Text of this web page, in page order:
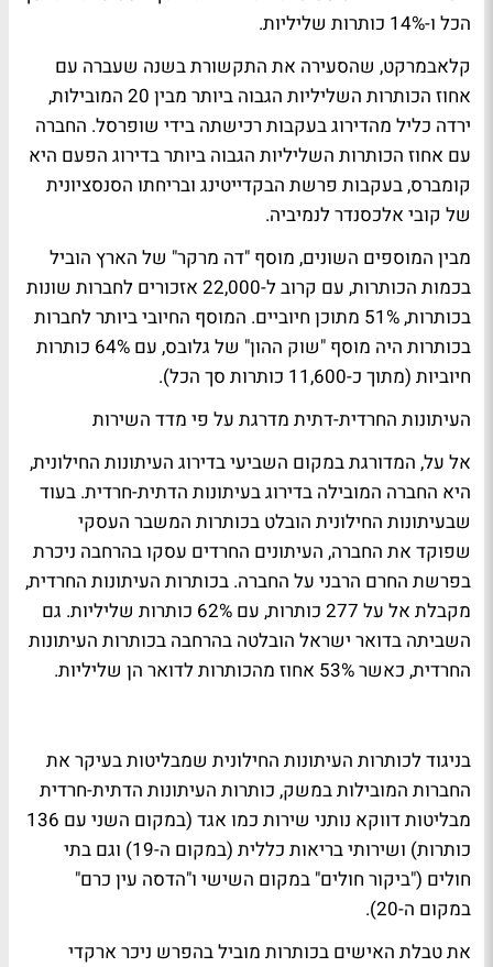
הכל ו-14% כותרות שליליות.
קלאבמרקט, שהסעירה את התקשורת בשנה שעברה עם
אחוז הכותרות השליליות הגבוה ביותר מבין 20 המובילות,
ירדה כליל מהדירוג בעקבות רכישתה בידי שופרסל. החברה
עם אחוז הכותרות השליליות הגבוה ביותר בדירוג הפעם היא
קומברס, בעקבות פרשת הבקדייטינג ובריחתו הסנסציונית
של קובי אלכסנדר לנמיביה.
מבין המוספים השונים, מוסף "דה מרקר" של הארץ הוביל
בכמות הכותרות, עם קרוב ל-22,000 אזכורים לחברות שונות
בכותרות, 51% מתוכן חיוביים. המוסף החיובי ביותר לחברות
בכותרות היה מוסף "שוק ההון" של גלובס, עם 64% כותרות
חיוביות (מתוך כ-11,600 כותרות סך הכל).
העיתונות החרדית-דתית מדרגת על פי מדד השירות
אל על, המדורגת במקום השביעי בדירוג העיתונות החילונית,
היא החברה המובילה בדירוג בעיתונות הדתית-חרדית. בעוד
שבעיתונות החילונית הובלט בכותרות המשבר העסקי
שפוקד את החברה, העיתונים החרדים עסקו בהרחבה ניכרת
בפרשת החרם הרבני על החברה. בכותרות העיתונות החרדית,
מקבלת אל על 277 כותרות, עם 62% כותרות שליליות. גם
השביתה בדואר ישראל הובלטה בהרחבה בכותרות העיתונות
החרדית, כאשר 53% אחוז מהכותרות לדואר הן שליליות.
בניגוד לכותרות העיתונות החילונית שמבליטות בעיקר את
החברות המובילות במשק, כותרות העיתונות הדתית-חרדית
מבליטות דווקא נותני שירות כמו אגד (במקום השני עם 136
כותרות) ושירותי בריאות כללית (במקום ה-19) וגם בתי
חולים ("ביקור חולים" במקום השישי ו"הדסה עין כרם"
במקום ה-20).
את טבלת האישים בכותרות מוביל בהפרש ניכר ארקדי